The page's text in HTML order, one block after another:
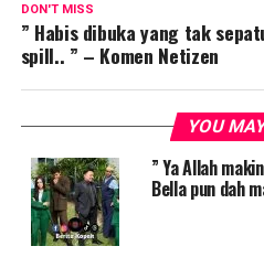
DON'T MISS
” Habis dibuka yang tak
spill.. ” – Komen Netizen
YOU
” Ya Allah
Bella pun dah